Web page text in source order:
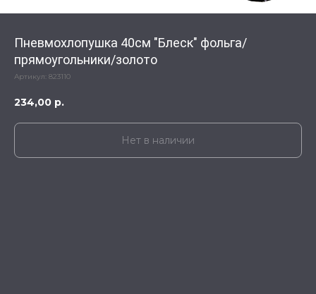
Пневмохлопушка 40см "Блеск" фольга/
прямоугольники/золото
Артикул: 823110
234,00 р.
Нет в наличии